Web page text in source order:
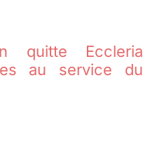
quitte Eccleria
au service du